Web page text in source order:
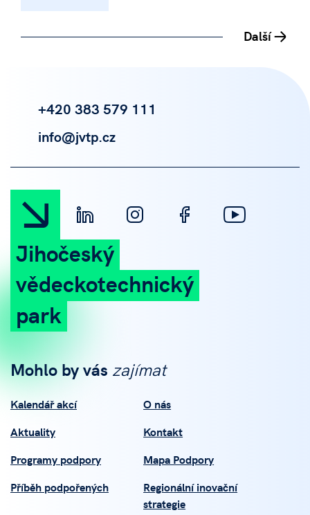
Další
+420 383 579 111
info@jvtp.cz
Jihočeský
vědeckotechnický
park
Mohlo by vás zajímat
Kalendář akcí
Aktuality
Programy podpory
Příběh podpořených
O nás
Kontakt
Mapa Podpory
Regionální inovační
strategie